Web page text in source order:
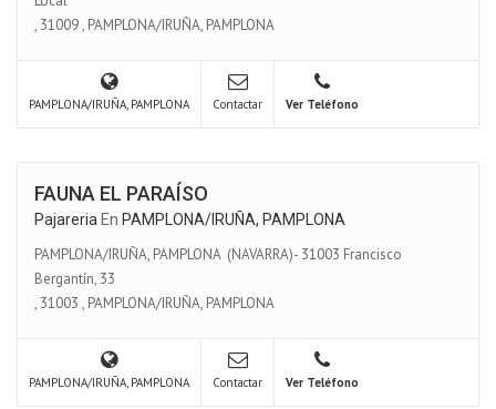
, 31009, PAMPLONA/IRUÑA, PAMPLONA
PAMPLONA/IRUÑA, PAMPLONA Contactar Ver Teléfono
FAUNA EL PARAÍSO
Pajareria En PAMPLONA/IRUÑA, PAMPLONA
PAMPLONA/IRUÑA, PAMPLONA (NAVARRA)- 31003 Francisco
Bergantín, 33
, 31003 , PAMPLONA/IRUÑA, PAMPLONA
PAMPLONA/IRUÑA, PAMPLONA Contactar Ver Teléfono